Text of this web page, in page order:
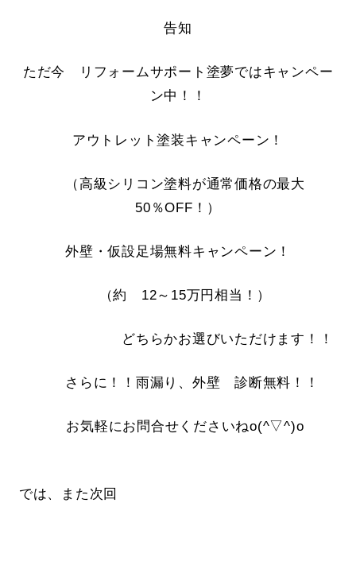
告知
ただ今 リフォームサポート塗夢ではキャンペー
ン中！！
アウトレット塗装キャンペーン！
（高級シリコン塗料が通常価格の最大
50％OFF！）
外壁・仮設足場無料キャンペーン！
（約 12～15万円相当！）
どちらかお選びいただけます！！
さらに！！雨漏り、外壁 診断無料！！
お気軽にお問合せくださいねo(^▽^)o
では、また次回